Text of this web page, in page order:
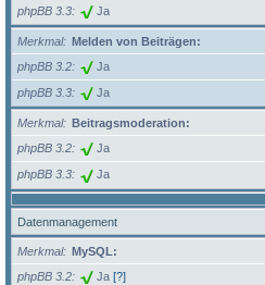
phpBB 3.3 Ja
Merkmal
Melden von Beiträgen:
phpBB 3.2
Ja
phpBB 3.3 Ja
Merkmal
Beitragsmoderation:
phpBB 3.2
Ja
phpBB 3.3 Ja
Datenmanagement
Merkmal
MySQL:
phpBB 3.2
Ja [?]